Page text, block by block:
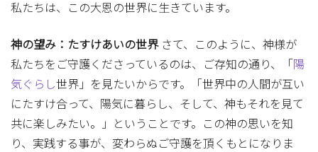
私たちは、この大恩の世界に生きています。
神の望み：たすけあいの世界さて、このように、神様が
私たちをご守護くださっているのは、ご存知の通り、「 陽
気ぐらし世界」を見たいからです。「世界中の人間が互い
にたすけ合って、陽気に暮らし、そして、神もそれを見て
共に楽しみたい。」ということです。この神の思いを知
り、実践する事が、変わらぬご守護を頂くもとになりま